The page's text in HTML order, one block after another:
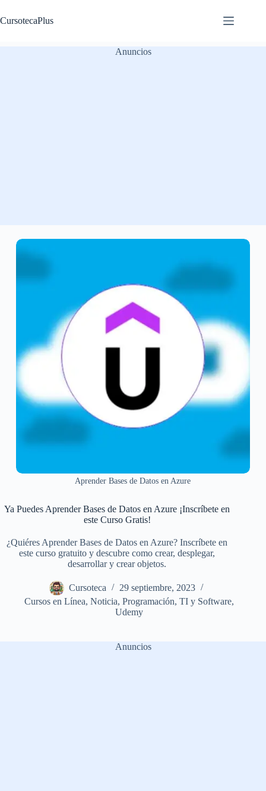
al
contenido
CursotecaPlus
Anuncios
Aprender Bases de Datos en Azure
Ya Puedes Aprender Bases de Datos en Azure ¡Inscríbete en
este Curso Gratis!
¿Quiéres Aprender Bases de Datos en Azure? Inscríbete en
este curso gratuito y descubre como crear, desplegar,
desarrollar y crear objetos.
Cursoteca
29 septiembre, 2023
Cursos en Línea, Noticia, Programación, TI y Software,
Udemy
Anuncios